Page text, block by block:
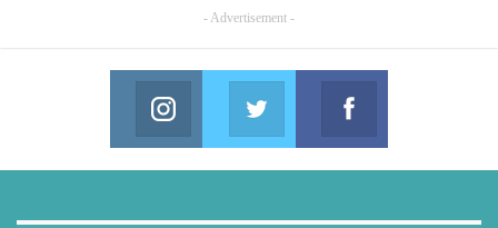
- Advertisement -
Facebook
Join us on Facebook
Twitter
Join us on Twitter